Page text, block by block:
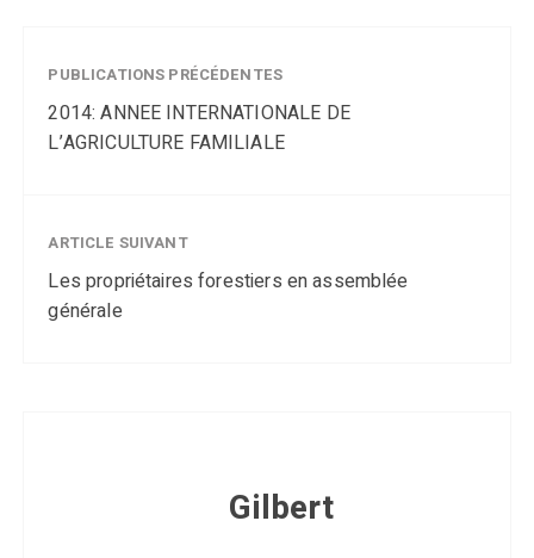
PUBLICATIONS PRÉCÉDENTES
2014: ANNEE INTERNATIONALE DE
L’AGRICULTURE FAMILIALE
ARTICLE SUIVANT
Les propriétaires forestiers en assemblée
générale
Gilbert